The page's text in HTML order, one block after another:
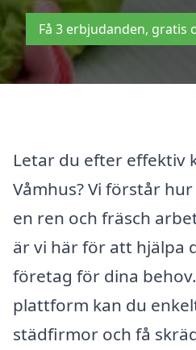
Få 3 erbjudanden,
Letar du efter effektiv
Våmhus? Vi förstår
en ren och fräsch
är vi här för att hjälpa
företag för dina
plattform kan du
städfirmor och få